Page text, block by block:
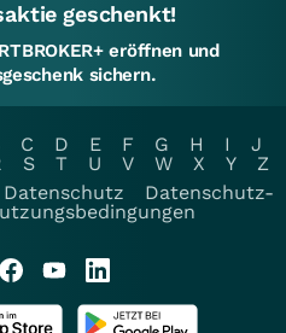
geschenkt!
eröffnen und
sichern.
C D E F G H I
J
S T U V W X Y
Z
Datenschutz
Datenschutz-